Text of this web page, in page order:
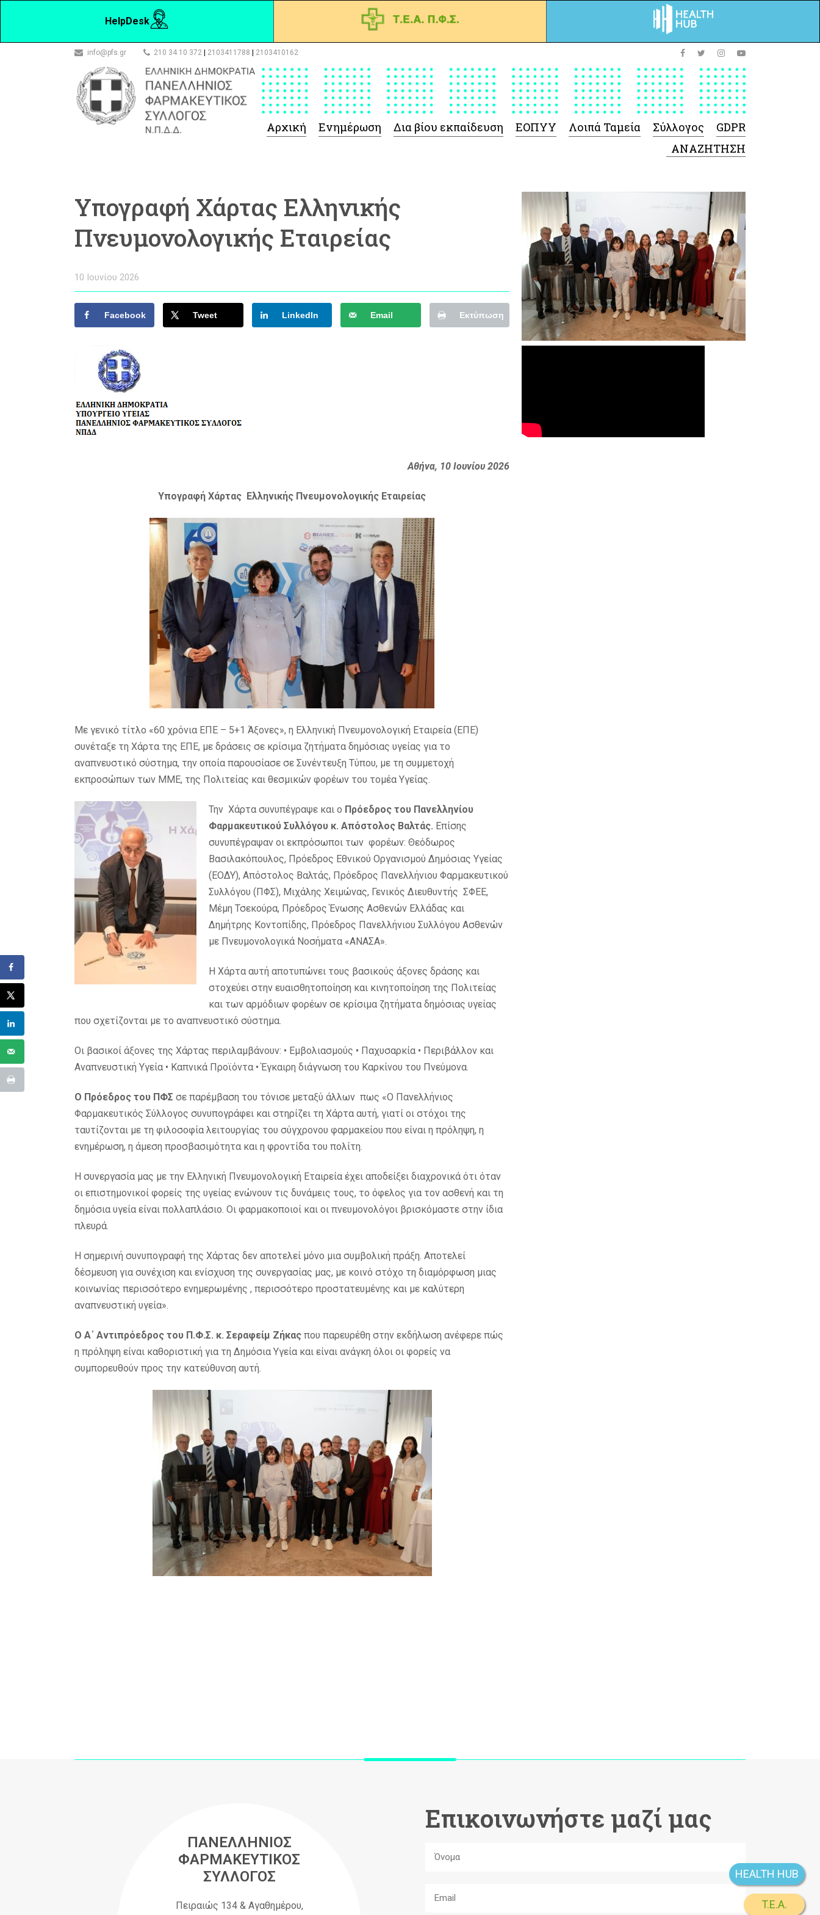
HelpDesk
info@pfs.gr 210 34 10 372 2103411788 2103410162
Αρχική Ενημέρωση Δια βίου εκπαίδευση ΕΟΠΥΥ
-Γενικές πληροφορίες
Σύμβαση Ακουστικών/
Ορθοπεδικά/ Αναπνευστικές
συσκευές
-Σύμβαση Σκευασμάτων Ειδικής
Διατροφής
-Σύμβαση Υγειονομικού Υλικού
Λοιπά Ταμεία Σύλλογος GDPR
Υπογραφή Χάρτας Ελληνικής
Πνευμονολογικής Εταιρείας
10 Ιουνίου 2026
Facebook Tweet LinkedIn Email Εκτύπωση
Αθήνα, 10 Ιουνίου 2026
Υπογραφή Χάρτας Ελληνικής Πνευμονολογικής Εταιρείας
Με γενικό τίτλο «60 χρόνια ΕΠΕ – 5+1 Άξονες», η Ελληνική Πνευμονολογική Εταιρεία (ΕΠΕ)
συνέταξε τη Χάρτα της ΕΠΕ, με δράσεις σε κρίσιμα ζητήματα δημόσιας υγείας για το
αναπνευστικό σύστημα, την οποία παρουσίασε σε Συνέντευξη Τύπου, με τη συμμετοχή
εκπροσώπων των ΜΜΕ, της Πολιτείας και θεσμικών φορέων του τομέα Υγείας.
Την Χάρτα συνυπέγραψε και ο Πρόεδρος του Πανελληνίου
Φαρμακευτικού Συλλόγου κ. Απόστολος Βαλτάς. Επίσης
συνυπέγραψαν οι εκπρόσωποι των φορέων: Θεόδωρος
Βασιλακόπουλος, Πρόεδρος Εθνικού Οργανισμού Δημόσιας Υγείας
(ΕΟΔΥ), Απόστολος Βαλτάς, Πρόεδρος Πανελλήνιου Φαρμακευτικού
Συλλόγου (ΠΦΣ), Μιχάλης Χειμώνας, Γενικός Διευθυντής ΣΦΕΕ,
Μέμη Τσεκούρα, Πρόεδρος Ένωσης Ασθενών Ελλάδας και
Δημήτρης Κοντοπίδης, Πρόεδρος Πανελλήνιου Συλλόγου Ασθενών
με Πνευμονολογικά Νοσήματα «ΑΝΑΣΑ».
Η Χάρτα αυτή αποτυπώνει τους βασικούς άξονες δράσης και
στοχεύει στην ευαισθητοποίηση και κινητοποίηση της Πολιτείας
και των αρμόδιων φορέων σε κρίσιμα ζητήματα δημόσιας υγείας
που σχετίζονται με το αναπνευστικό σύστημα.
Οι βασικοί άξονες της Χάρτας περιλαμβάνουν: • Εμβολιασμούς • Παχυσαρκία • Περιβάλλον και
Αναπνευστική Υγεία • Καπνικά Προϊόντα • Έγκαιρη διάγνωση του Καρκίνου του Πνεύμονα.
Ο Πρόεδρος του ΠΦΣ σε παρέμβαση του τόνισε μεταξύ άλλων πως «Ο Πανελλήνιος
Φαρμακευτικός Σύλλογος συνυπογράφει και στηρίζει τη Χάρτα αυτή, γιατί οι στόχοι της
ταυτίζονται με τη φιλοσοφία λειτουργίας του σύγχρονου φαρμακείου που είναι η πρόληψη, η
ενημέρωση, η άμεση προσβασιμότητα και η φροντίδα του πολίτη.
Η συνεργασία μας με την Ελληνική Πνευμονολογική Εταιρεία έχει αποδείξει διαχρονικά ότι όταν
οι επιστημονικοί φορείς της υγείας ενώνουν τις δυνάμεις τους, το όφελος για τον ασθενή και τη
δημόσια υγεία είναι πολλαπλάσιο. Οι φαρμακοποιοί και οι πνευμονολόγοι βρισκόμαστε στην ίδια
πλευρά.
Η σημερινή συνυπογραφή της Χάρτας δεν αποτελεί μόνο μια συμβολική πράξη. Αποτελεί
δέσμευση για συνέχιση και ενίσχυση της συνεργασίας μας, με κοινό στόχο τη διαμόρφωση μιας
κοινωνίας περισσότερο ενημερωμένης , περισσότερο προστατευμένης και με καλύτερη
αναπνευστική υγεία».
Ο Α΄ Αντιπρόεδρος του Π.Φ.Σ. κ. Σεραφείμ Ζήκας που παρευρέθη στην εκδήλωση ανέφερε πώς
η πρόληψη είναι καθοριστική για τη Δημόσια Υγεία και είναι ανάγκη όλοι οι φορείς να
συμπορευθούν προς την κατεύθυνση αυτή.
ΠΑΝΕΛΛΗΝΙΟΣ
ΦΑΡΜΑΚΕΥΤΙΚΟΣ
ΣΥΛΛΟΓΟΣ
Πειραιώς 134 & Αγαθημέρου,
Επικοινωνήστε μαζί μας
T.E.A.
HEALTH HUB